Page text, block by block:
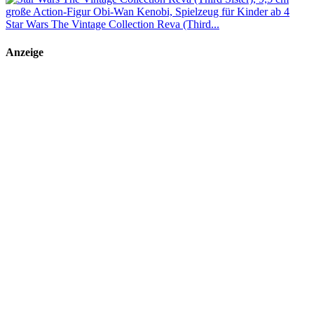
Star Wars The Vintage Collection Reva (Third...
Anzeige